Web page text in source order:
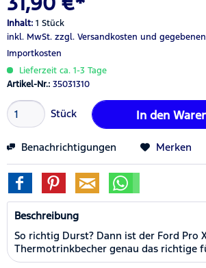
Inhalt: 1 Stück
inkl. MwSt. zzgl. Versandkosten und
Importkosten
Lieferzeit ca. 1-3 Tage
Artikel-Nr.: 35031310
Stück In den
Benachrichtigungen Merken
Beschreibung
So richtig Durst? Dann ist der Ford Pro
Thermotrinkbecher genau das richtige